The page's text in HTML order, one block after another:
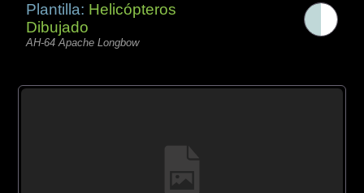
Plantilla: Helicópteros
Dibujado
AH-64 Apache Longbow